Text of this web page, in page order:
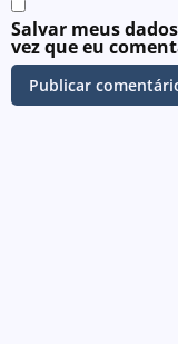
Salvar meus
vez que eu